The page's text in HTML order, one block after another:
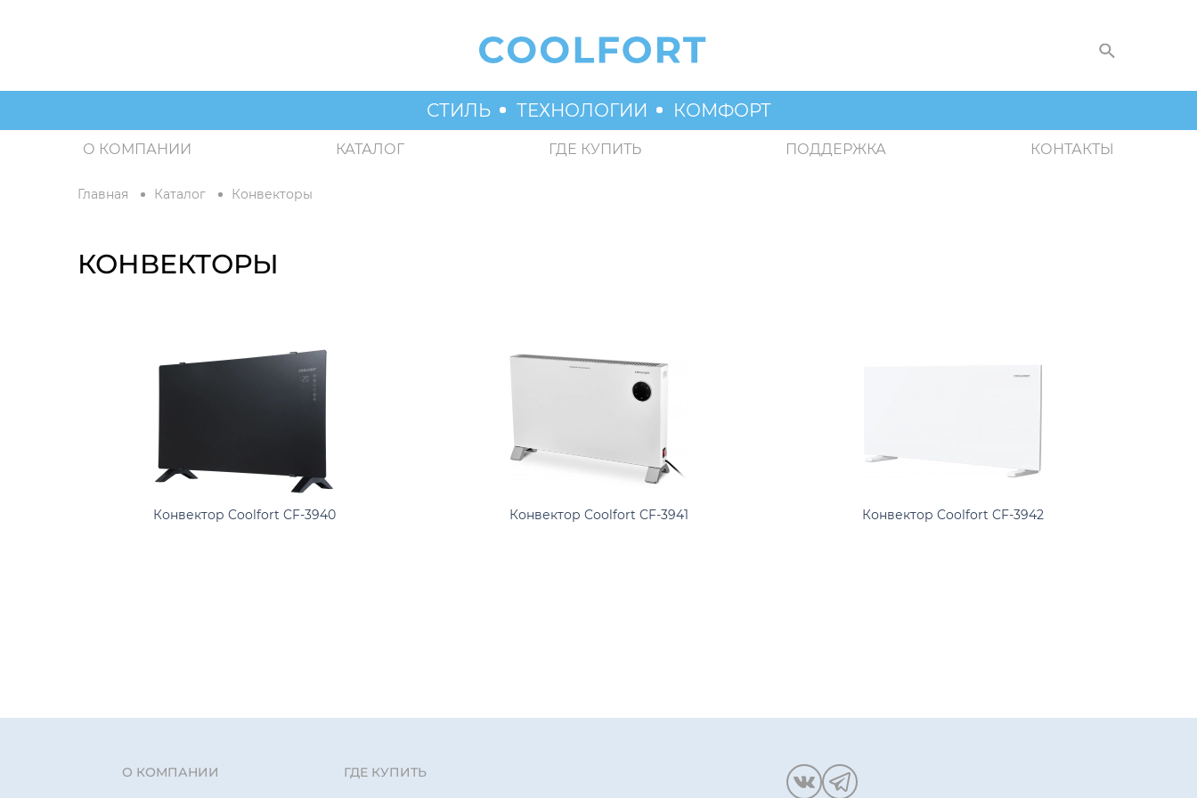
СТИЛЬ ТЕХНОЛОГИИ КОМФОРТ
О КОМПАНИИ КАТАЛОГ ГДЕ КУПИТЬ ПОДДЕРЖКА КОНТАКТЫ
Главная Каталог Конвекторы
КОНВЕКТОРЫ
Конвектор Coolfort CF-3940 Конвектор Coolfort CF-3941 Конвектор Coolfort CF-3942
О КОМПАНИИ ГДЕ КУПИТЬ